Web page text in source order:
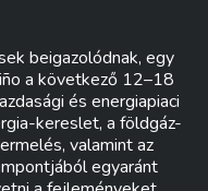
beigazolódnak, egy
a következő 12–18
és energiapiaci
kereslet, a földgáz-
valamint az
egyaránt